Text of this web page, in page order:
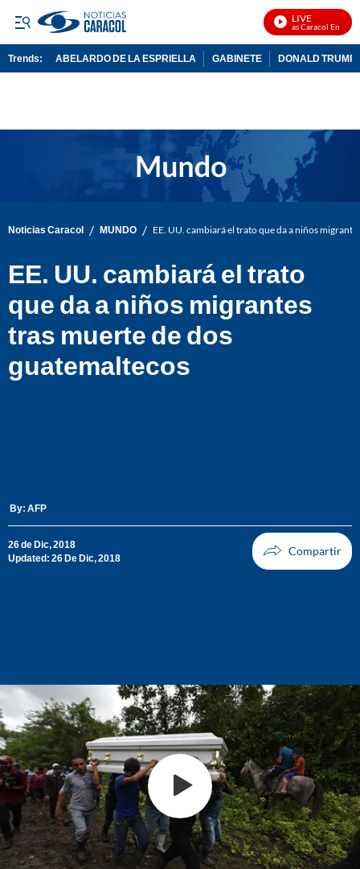
LIVE
Noticias Caracol En Vivo
Trends: ABELARDO DE LA ESPRIELLA GABINETE DONALD TRUMP
Noticias Caracol / MUNDO / EE. UU. cambiará el trato que da a niños
EE. UU. cambiará el trato
que da a niños migrantes
tras muerte de dos
guatemaltecos
By: AFP
26 de Dic, 2018
Updated: 26 De Dic, 2018